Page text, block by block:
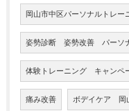
岡山市中区パーソナルトレ
姿勢診断 姿勢改善 パーソ
体験トレーニング キャンペ
痛み改善 ボデイケア 岡